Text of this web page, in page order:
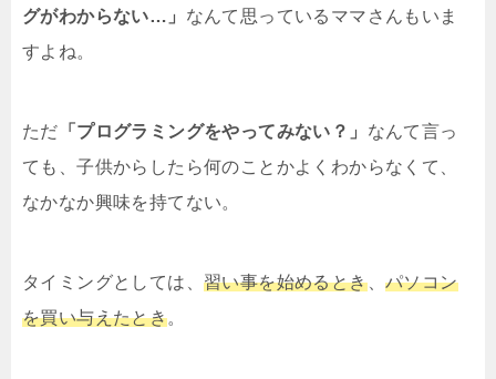
グがわからない…」 なんて思っているママさんもいま
すよね。
ただ 「プログラミングをやってみない？」 なんて言っ
ても、子供からしたら何のことかよくわからなくて、
なかなか興味を持てない。
タイミングとしては、 習い事を始めるとき、パソコン
を買い与えたとき。